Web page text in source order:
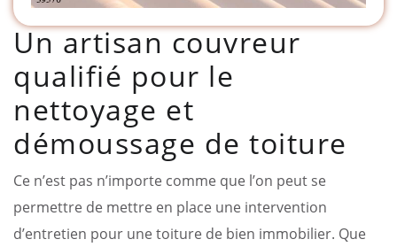
Un artisan couvreur
qualifié pour le
nettoyage et
démoussage de toiture
Ce n’est pas n’importe comme que l’on peut se
permettre de mettre en place une intervention
d’entretien pour une toiture de bien immobilier. Que